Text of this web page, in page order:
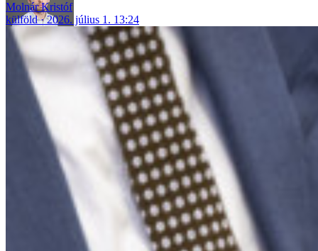
Molnár Kristóf
külföld
2026. július 1. 13:24